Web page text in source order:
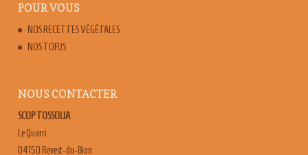
POUR VOUS
NOS RECETTES VÉGÉTALES
NOS TOFUS
NOUS CONTACTER
SCOP TOSSOLIA
Le Quarri
04150 Revest-du-Bion